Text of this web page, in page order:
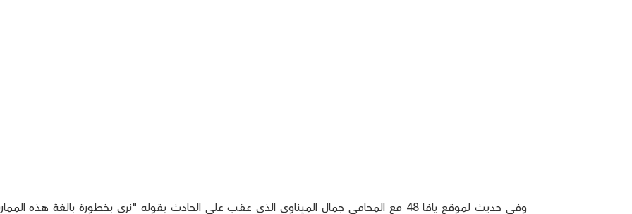
وفي حديث لموقع يافا 48 مع المحامي جمال الميناوي الذي عقب على الحادث بقوله "نرى بخطورة بالغة هذه